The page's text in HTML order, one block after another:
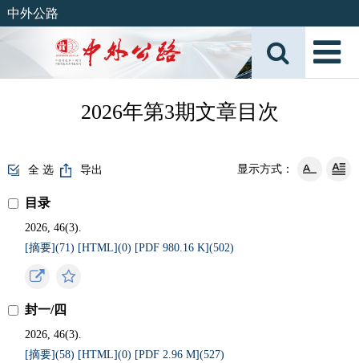
中外公路
2026年第3期文章目次
全 选 导出 显示方式：
目录
2026, 46(3).
[摘要](71) [HTML](0) [PDF 980.16 K](502)
封一/四
2026, 46(3).
[摘要](58) [HTML](0) [PDF 2.96 M](527)